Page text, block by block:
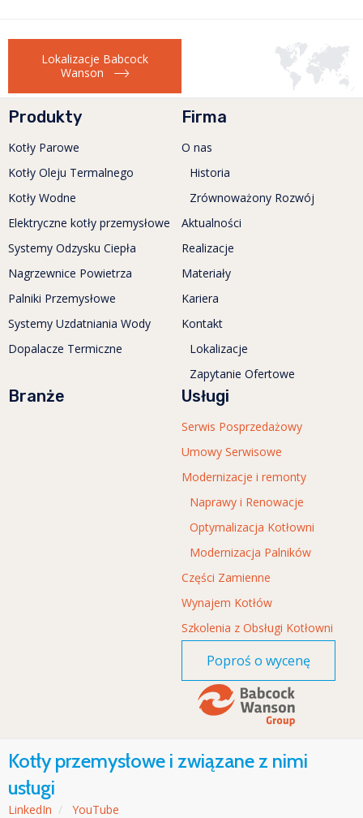
Lokalizacje Babcock
Wanson
Produkty
Kotły Parowe
Kotły Oleju Termalnego
Kotły Wodne
Elektryczne kotły przemysłowe
Systemy Odzysku Ciepła
Nagrzewnice Powietrza
Palniki Przemysłowe
Systemy Uzdatniania Wody
Dopalacze Termiczne
Firma
O nas
Historia
Zrównoważony Rozwój
Aktualności
Realizacje
Materiały
Kariera
Kontakt
Lokalizacje
Zapytanie Ofertowe
Branże Usługi
Serwis Posprzedażowy
Umowy Serwisowe
Modernizacje i remonty
Naprawy i Renowacje
Optymalizacja Kotłowni
Modernizacja Palników
Części Zamienne
Wynajem Kotłów
Szkolenia z Obsługi Kotłowni
Poproś o wycenę
Kotły przemysłowe i związane z nimi
usługi
LinkedIn / YouTube